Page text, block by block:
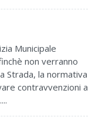
Municipale
non verranno
Strada, la normativa
contravvenzioni a